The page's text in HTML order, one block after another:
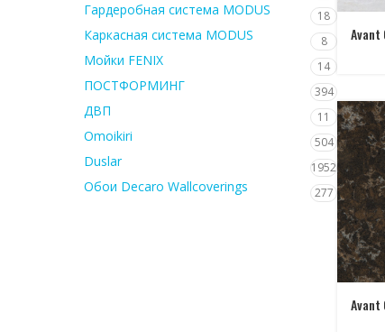
Гардеробная система MODUS 18
Каркасная система MODUS 8
Мойки FENIX 14
ПОСТФОРМИНГ 394
ДВП 11
Omoikiri 504
Duslar 1952
Обои Decaro Wallcoverings 277
Avant
Avant